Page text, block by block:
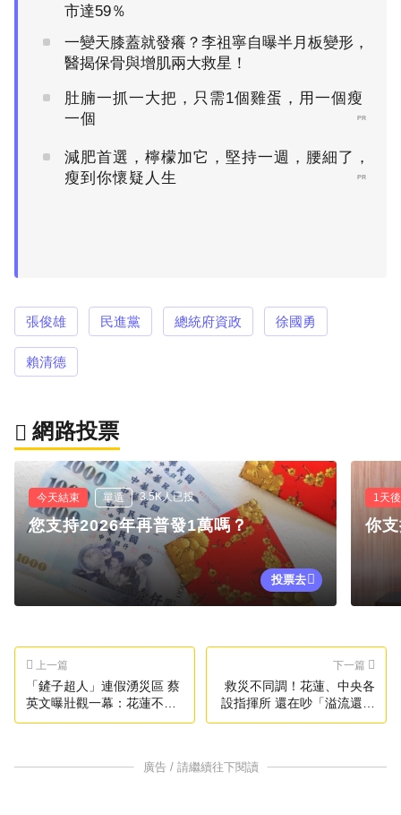
市達59％
一變天膝蓋就發癢？李祖寧自曝半月板變形，
醫揭保骨與增肌兩大救星！
肚腩一抓一大把，只需1個雞蛋，用一個瘦
一個
PR
減肥首選，檸檬加它，堅持一週，腰細了，
瘦到你懷疑人生
PR
張俊雄 民進黨 總統府資政 徐國勇
賴清德
網路投票
今天結束 單選 3.5K人已投
您支持2026年再普發1萬嗎？
投票去
1天
你
上一篇
「鏟子超人」連假湧災區 蔡
英文曝壯觀一幕：花蓮不孤
單
下一篇
救災不同調！花蓮、中央各
設指揮所 還在吵「溢流還潰
堤」
廣告 / 請繼續往下閱讀